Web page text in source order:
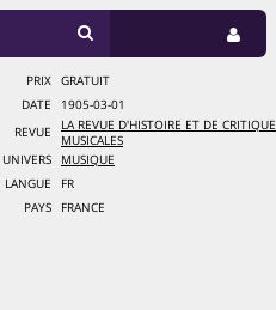
PRIX
GRATUIT
DATE
1905-03-01
REVUE
LA REVUE D'HISTOIRE ET DE CRITIQUE
MUSICALES
UNIVERS
MUSIQUE
LANGUE
FR
PAYS
FRANCE